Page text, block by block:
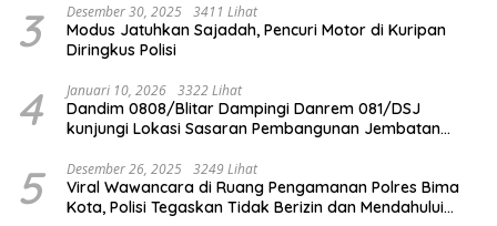
3 Desember 30, 2025 3411 Lihat
Modus Jatuhkan Sajadah, Pencuri Motor di Kuripan
Diringkus Polisi
4 Januari 10, 2026 3322 Lihat
Dandim 0808/Blitar Dampingi Danrem 081/DSJ
kunjungi Lokasi Sasaran Pembangunan Jembatan
5 Desember 26, 2025 3249 Lihat
Viral Wawancara di Ruang Pengamanan Polres Bima
Kota, Polisi Tegaskan Tidak Berizin dan Mendahului